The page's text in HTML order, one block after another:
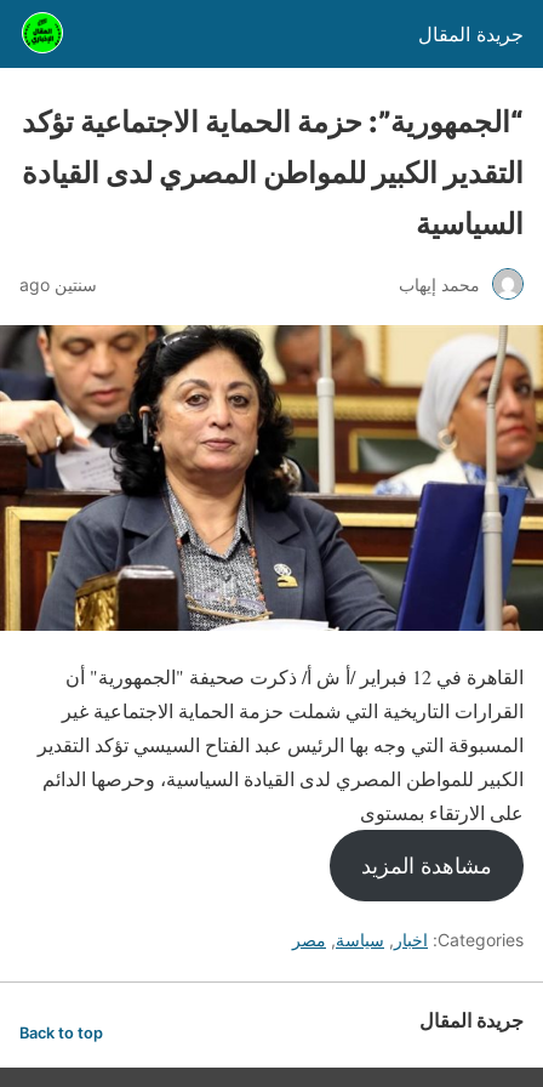
جريدة المقال
“الجمهورية”: حزمة الحماية الاجتماعية تؤكد
التقدير الكبير للمواطن المصري لدى القيادة
السياسية
محمد إيهاب سنتين ago
القاهرة في 12 فبراير /أ ش أ/ ذكرت صحيفة "الجمهورية" أن
القرارات التاريخية التي شملت حزمة الحماية الاجتماعية غير
المسبوقة التي وجه بها الرئيس عبد الفتاح السيسي تؤكد التقدير
الكبير للمواطن المصري لدى القيادة السياسية، وحرصها الدائم
على الارتقاء بمستوى
مشاهدة المزيد
Categories: اخبار , سياسة, مصر
جريدة المقال Back to top